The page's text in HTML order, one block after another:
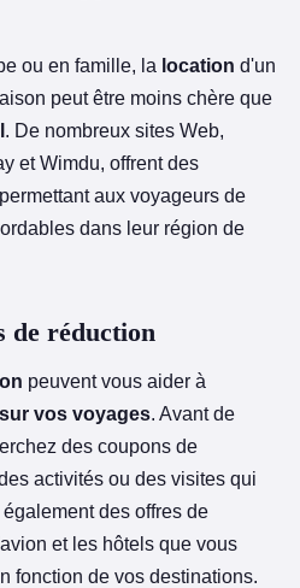
ou en famille, la location d'un
peut être moins chère que
. De nombreux sites Web,
et Wimdu, offrent des
aux voyageurs de
dans leur région de
de réduction
peuvent vous aider à
vos voyages. Avant de
des coupons de
activités ou des visites qui
des offres de
et les hôtels que vous
fonction de vos destinations.